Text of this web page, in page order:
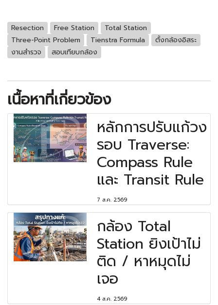
Resection Free Station
Total Station
Three-Point Problem
Tienstra Formula
ตั้งกล้องอิสระ
งานสำรวจ
สอบเทียบกล้อง
เนื้อหาที่เกี่ยวข้อง
หลักการปรับแก้วง
รอบ Traverse:
Compass Rule
และ Transit Rule
7 ส.ค. 2569
กล้อง Total
Station ยิงเป้าไม่
ติด / หาหมุดไม่
เจอ
4 ส.ค. 2569